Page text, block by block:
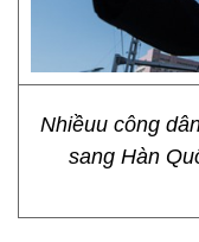
Nhiềuu công
sang Hàn